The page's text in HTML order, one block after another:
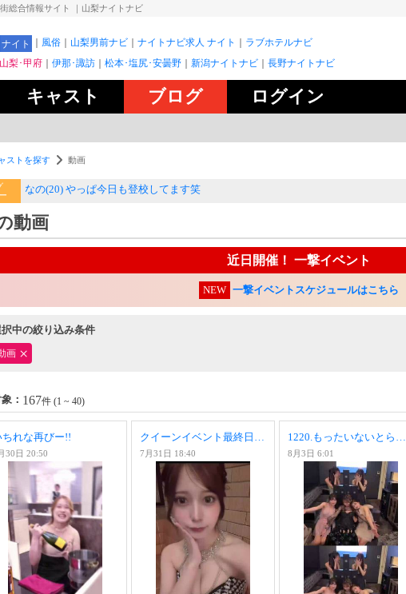
総合情報サイト ｜山梨ナイトナビ
ナイト 風俗 山梨男前ナビ ナイトナビ求人 ナイト
ラブホテルナビ
山梨･甲府
伊那･諏訪 松本･塩尻･安曇野 新潟ナイトナビ 長野ナイトナビ
キャスト ブログ ログイン
ストを探す 動画
なの(20) やっぱ今日も登校してます笑
動画
近日開催！ 一撃イベント
NEW 一撃イベントスケジュールはこちら
中の絞り込み条件
画
： 167件 (1 ~ 40)
ちれな再びー!!
30日 20:50
クイーンイベント最終日👑♡
7月31日 18:40
1220.もったいないとらんど
8月3日 6:01